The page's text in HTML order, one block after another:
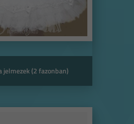
jelmezek (2 fazonban)